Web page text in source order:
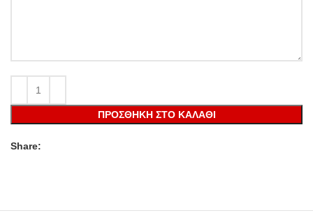
ΠΡΟΣΘΉΚΗ ΣΤΟ ΚΑΛΆΘΙ
Share: